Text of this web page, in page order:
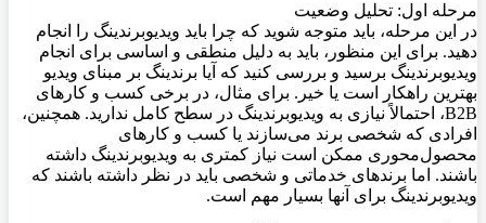
مرحله اول: تحلیل وضعیت
در این مرحله، باید متوجه شوید که چرا باید ویدیوبرندینگ را انجام
دهید. برای این منظور، باید به دلیل منطقی و اساسی برای انجام
ویدیوبرندینگ برسید و بررسی کنید که آیا برندینگ بر مبنای ویدیو
بهترین راهکار است یا خیر. برای مثال، در برخی کسب و کارهای
B2B، احتمالاً نیازی به ویدیوبرندینگ در سطح کامل ندارید. همچنین،
افرادی که شخصی برند می‌سازند یا کسب و کارهای
محصول‌محوری ممکن است نیاز کمتری به ویدیوبرندینگ داشته
باشند. اما برندهای خدماتی و شخصی باید در نظر داشته باشند که
ویدیوبرندینگ برای آنها بسیار مهم است.